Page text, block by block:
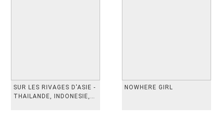
SUR LES RIVAGES D'ASIE -
THAILANDE, INDONESIE,
NOWHERE GIRL